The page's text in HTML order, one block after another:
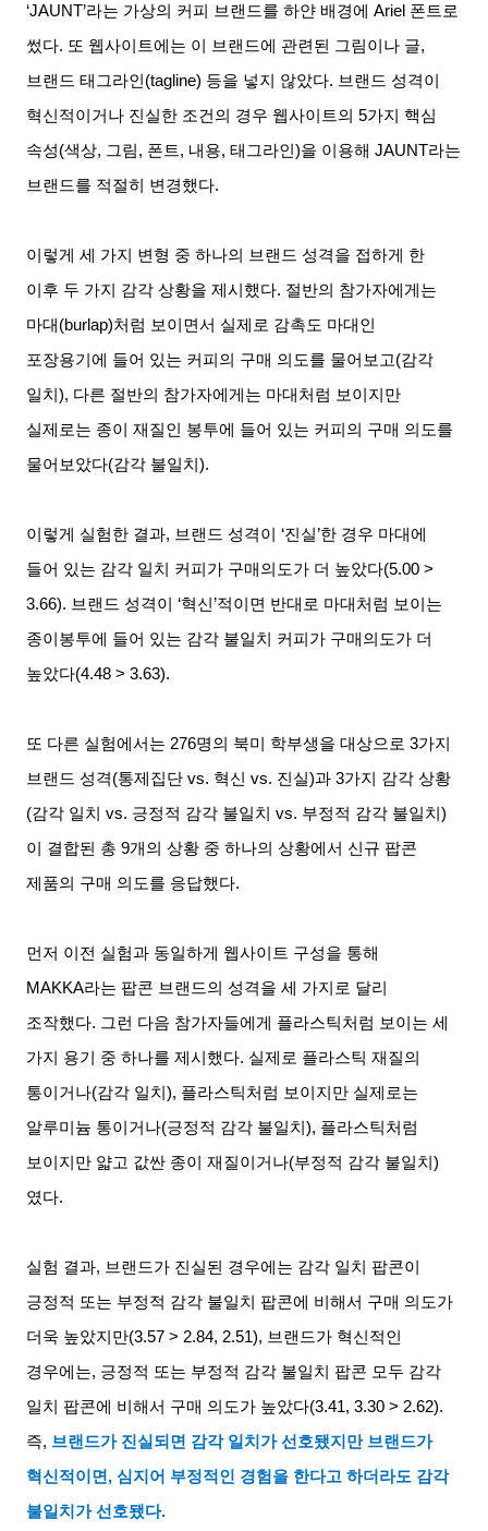
‘JAUNT’라는 가상의 커피 브랜드를 하얀 배경에 Ariel 폰트로
썼다. 또 웹사이트에는 이 브랜드에 관련된 그림이나 글,
브랜드 태그라인 (tagline) 등을 넣지 않았다. 브랜드 성격이
혁신적이거나 진실한 조건의 경우 웹사이트의 5가지 핵심
속성(색상, 그림, 폰트, 내용,태그라인)을 이용해 JAUNT라는
브랜드를 적절히 변경했다.
이렇게 세 가지 변형 중 하나의 브랜드 성격을 접하게 한
이후 두 가지 감각 상황을 제시했다. 절반의 참가자에게는
마대 (burlap)처럼 보이면서 실제로 감촉도 마대인
포장용기에 들어 있는 커피의 구매 의도를 물어보고(감각
일치), 다른 절반의 참가자에게는 마대처럼 보이지만
실제로는 종이 재질인 봉투에 들어 있는 커피의 구매 의도를
물어보았다(감각 불일치).
이렇게 실험한 결과, 브랜드 성격이 ‘진실’한 경우 마대에
들어 있는 감각 일치 커피가 구매의도가 더 높았다(5.00 >
3.66). 브랜드 성격이 ‘혁신 ’적이면 반대로 마대처럼 보이는
종이봉투에 들어 있는 감각 불일치 커피가 구매의도가 더
높았다(4.48 > 3.63).
또 다른 실험에서는 276명의 북미 학부생을 대상으로 3가지
브랜드 성격(통제집단 vs. 혁신 vs. 진실)과 3가지 감각 상황
(감각 일치 vs. 긍정적 감각 불일치 vs. 부정적 감각 불일치)
이 결합된 총 9개의 상황 중 하나의 상황에서 신규 팝콘
제품의 구매 의도를 응답했다.
먼저 이전 실험과 동일하게 웹사이트 구성을 통해
MAKKA라는 팝콘 브랜드의 성격을 세 가지로 달리
조작했다. 그런 다음 참가자들에게 플라스틱처럼 보이는 세
가지 용기 중 하나를 제시했다. 실제로 플라스틱 재질의
통이거나(감각 일치), 플라스틱처럼 보이지만 실제로는
알루미늄 통이거나(긍정적 감각 불일치), 플라스틱처럼
보이지만 얇고 값싼 종이 재질이거나(부정적 감각 불일치)
였다.
실험 결과, 브랜드가 진실된 경우에는 감각 일치 팝콘이
긍정적 또는 부정적 감각 불일치 팝콘에 비해서 구매 의도가
더욱 높았지만(3.57 > 2.84, 2.51), 브랜드가 혁신적인
경우에는, 긍정적 또는 부정적 감각 불일치 팝콘 모두 감각
일치 팝콘에 비해서 구매 의도가 높았다(3.41, 3.30 > 2.62).
즉, 브랜드가 진실되면 감각 일치가 선호됐지만 브랜드가
혁신적이면 ,심지어 부정적인 경험을 한다고 하더라도 감각
불일치가 선호됐다.